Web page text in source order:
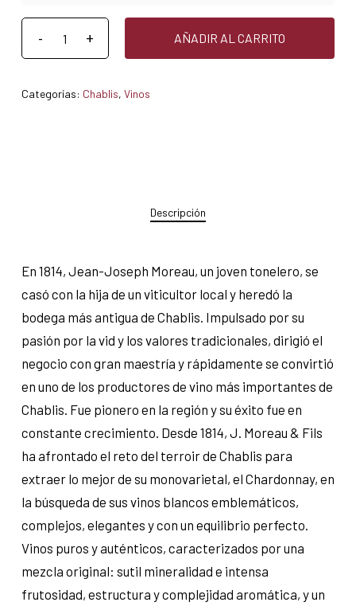
AÑADIR AL CARRITO
Categorías: Chablis, Vinos
Descripción
En 1814, Jean-Joseph Moreau, un joven tonelero, se
casó con la hija de un viticultor local y heredó la
bodega más antigua de Chablis. Impulsado por su
pasión por la vid y los valores tradicionales, dirigió el
negocio con gran maestría y rápidamente se convirtió
en uno de los productores de vino más importantes de
Chablis. Fue pionero en la región y su éxito fue en
constante crecimiento. Desde 1814, J. Moreau & Fils
ha afrontado el reto del terroir de Chablis para
extraer lo mejor de su monovarietal, el Chardonnay, en
la búsqueda de sus vinos blancos emblemáticos,
complejos, elegantes y con un equilibrio perfecto.
Vinos puros y auténticos, caracterizados por una
mezcla original: sutil mineralidad e intensa
frutosidad, estructura y complejidad aromática, y un